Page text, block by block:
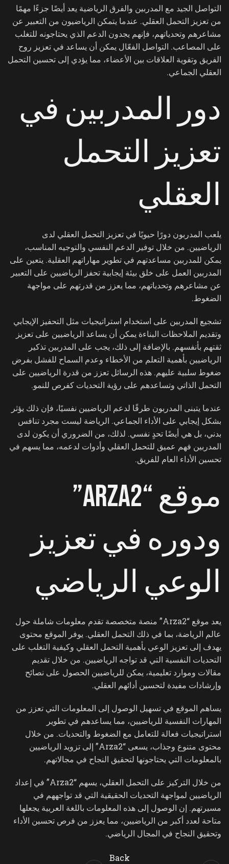
التواصل الجيد مع المدربين والفرق الرياضية يعد أيضًا جزءًا مهمًا
من تعزيز التحمل العقلي. عندما يتمكن الرياضيون من التعبير عن
مشاعرهم وتحدياتهم، فإنهم يجدون الدعم الذي يحتاجونه للتغلب
على المصاعب. التواصل الفعّال يمكن أن يساعد في تعزيز روح
الفريق وتقوية العلاقات بين الأعضاء، مما يؤدي إلى تحسين التحمل
العقلي الجماعي.
دور المدربين في
تعزيز التحمل
العقلي
يلعب المدربون دورًا حيويًا في تعزيز التحمل العقلي لدى
الرياضيين. من خلال توفير الدعم النفسي والتوجيه المناسب،
يمكن للمدربين مساعدتهم في تطوير مهاراتهم العقلية. يتعين على
المدربين العمل على خلق بيئة إيجابية تحفز الرياضيين على التعبير
عن مشاعرهم وتحدياتهم، مما يعزز من قدرتهم على مواجهة
الضغوط.
تشجيع المدربين على استخدام استراتيجيات مثل التحفيز الإيجابي
وتقديم الملاحظات البناءة يمكن أن يساعد الرياضيين على تعزيز
ثقتهم بأنفسهم. بالإضافة إلى ذلك، يجب على المدربين تذكير
الرياضيين بأهمية التعلم من الأخطاء وعدم السماح للفشل بفرض
ضغوط سلبية عليهم. هذه الرسائل تعزز من قدرة الرياضيين على
التحمل الذاتي وتساعدهم على رؤية التحديات كفرص للنمو.
عندما يتبنى المدربون طرقًا لدعم الرياضيين نفسيًا، فإن ذلك يؤثر
بشكل إيجابي على الأداء الجماعي. الرياضة ليست مجرد تنافس
بدني، بل هي أيضًا تحدٍ نفسي. لذلك، من الضروري أن يكون لدى
المدربين فهم عميق للتحمل العقلي وأدوات لدعمه، مما يسهم في
تحسين الأداء العام للفريق.
موقع “Arza2”
ودوره في تعزيز
الوعي الرياضي
يعد موقع “Arza2” منصة متخصصة تقدم معلومات شاملة حول
عالم الرياضة، بما في ذلك التحمل العقلي. يوفر الموقع محتوى
يهدف إلى تعزيز الوعي بأهمية التحمل العقلي وكيفية التغلب على
التحديات النفسية التي قد تواجه الرياضيين. من خلال تقديم
مقالات وموارد تعليمية، يمكن للرياضيين الحصول على نصائح
وإرشادات مفيدة لتحسين أدائهم العقلي.
يساهم الموقع في تسهيل الوصول إلى المعلومات التي تعزز من
المهارات النفسية للرياضيين، مما يساعدهم في تطوير
استراتيجيات فعالة للتعامل مع الضغوط والتحديات. من خلال
محتوى متنوع وجذاب، يسعى “Arza2” إلى تزويد الرياضيين
بالمعلومات التي يحتاجونها لتحقيق النجاح في مجالاتهم.
من خلال التركيز على التحمل العقلي، يسهم “Arza2” في إعداد
الرياضيين لمواجهة التحديات الحقيقية التي قد تواجههم في
مسيرتهم. إن الوصول إلى هذه المعلومات باللغة العربية يجعلها
متاحة لعدد أكبر من الرياضيين، مما يعزز من فرص تحسين الأداء
وتحقيق النجاح في المجال الرياضي.
Back